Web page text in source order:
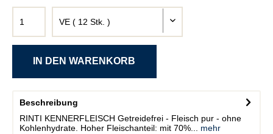
Beschreibung
RINTI KENNERFLEISCH Getreidefrei - Fleisch pur - ohne
Kohlenhydrate. Hoher Fleischanteil: mit 70%...
mehr